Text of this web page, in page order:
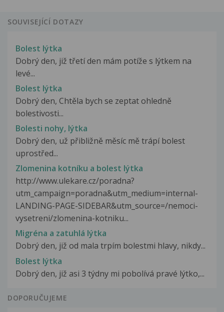
SOUVISEJÍCÍ DOTAZY
Bolest lýtka
Dobrý den, již třetí den mám potíže s lýtkem na
levé...
Bolest lýtka
Dobrý den, Chtěla bych se zeptat ohledně
bolestivosti...
Bolesti nohy, lýtka
Dobrý den, už přibližně měsíc mě trápí bolest
uprostřed...
Zlomenina kotníku a bolest lýtka
http://www.ulekare.cz/poradna?
utm_campaign=poradna&utm_medium=internal-
LANDING-PAGE-SIDEBAR&utm_source=/nemoci-
vysetreni/zlomenina-kotniku...
Migréna a zatuhlá lýtka
Dobrý den, již od mala trpím bolestmi hlavy, nikdy...
Bolest lýtka
Dobrý den, již asi 3 týdny mi pobolívá pravé lýtko,...
DOPORUČUJEME